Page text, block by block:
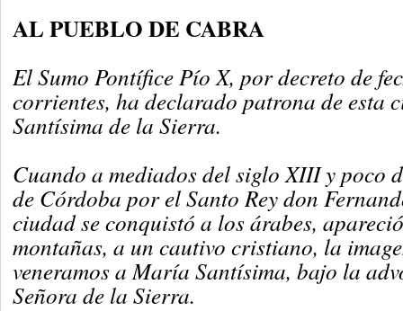
AL PUEBLO DE CABRA
El Sumo Pontífice Pío X, por decreto de
corrientes, ha declarado patrona de esta
Santísima de la Sierra.
Cuando a mediados del siglo XIII y poco
de Córdoba por el Santo Rey don
ciudad se conquistó a los árabes,
montañas, a un cautivo cristiano, la
veneramos a María Santísima, bajo la
Señora de la Sierra.